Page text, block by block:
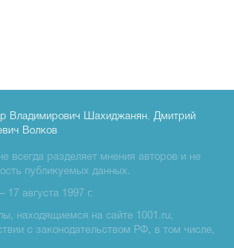
Владимирович Шахиджанян, Дмитрий
Волков
всегда разделяет мнения авторов и не
публикуемых данных.
августа 1997 г.
находящиемся на сайте 1001.ru,
с законодательством РФ, в том числе,